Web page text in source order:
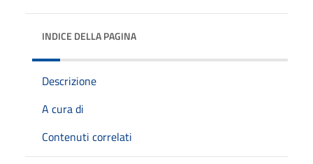
INDICE DELLA PAGINA
Descrizione
A cura di
Contenuti correlati